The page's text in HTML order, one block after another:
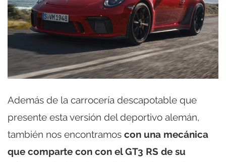
Además de la carrocería descapotable que
presente esta versión del deportivo alemán,
también nos encontramos con una mecánica
que comparte con con el GT3 RS de su